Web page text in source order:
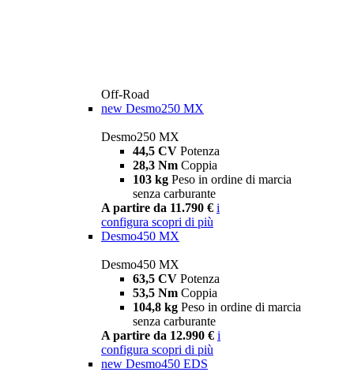
Off-Road
new Desmo250 MX
Desmo250 MX
44,5 CV Potenza
28,3 Nm Coppia
103 kg Peso in ordine di marcia
senza carburante
A partire da 11.790 € i
configura scopri di più
Desmo450 MX
Desmo450 MX
63,5 CV Potenza
53,5 Nm Coppia
104,8 kg Peso in ordine di marcia
senza carburante
A partire da 12.990 € i
configura scopri di più
new Desmo450 EDS